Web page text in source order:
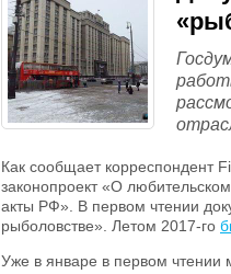
Как сообщает корреспондент
законопроект «О
акты РФ». В первом чтении
рыболовстве». Летом 2017-го
Уже в январе в первом чтении